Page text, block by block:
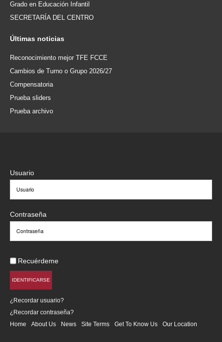
Grado en Educación Infantil
SECRETARÍA DEL CENTRO
Últimas noticias
Reconocimiento mejor TFE FCCE
Cambios de Turno o Grupo 2026/27
Compensatoria
Prueba sliders
Prueba archivo
Usuario
Contraseña
Recuérdeme
IDENTIFICARSE
¿Recordar usuario?
¿Recordar contraseña?
Home
About Us News Site Terms Get To Know Us Our Location